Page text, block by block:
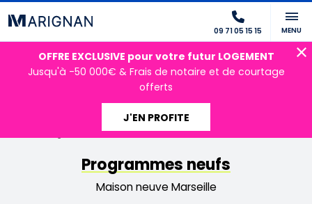
09 71 05 15 15 MENU
OFFRE EXCLUSIVE pour votre futur LOGEMENT
Jusqu'à -50 000€ & Frais de notaire et de courtage
offerts
J'EN PROFITE
Programmes neufs Maison neuve Caen
Programmes neufs
Maison neuve Marseille